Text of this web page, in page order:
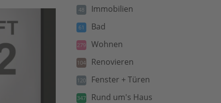
48 Immobilien
61 Bad
279 Wohnen
104 Renovieren
120 Fenster + Türen
347 Rund um's Haus